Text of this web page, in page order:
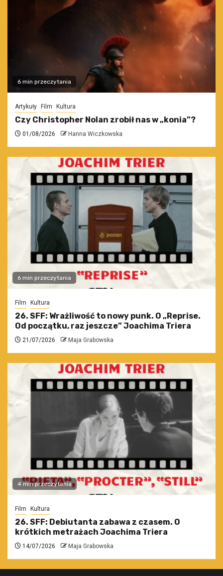
6 min przeczytania
Artykuły Film Kultura
Czy Christopher Nolan zrobił nas w „konia”?
01/08/2026 Hanna Wiczkowska
6 min przeczytania
Film Kultura
26. SFF: Wrażliwość to nowy punk. O „Reprise.
Od początku, raz jeszcze” Joachima Triera
21/07/2026 Maja Grabowska
4 min przeczytania
Film Kultura
26. SFF: Debiutanta zabawa z czasem. O
krótkich metrażach Joachima Triera
14/07/2026 Maja Grabowska